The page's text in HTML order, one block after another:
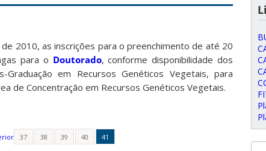
2010, as inscrições para o preenchimento de até 20
para o Doutorado, conforme disponibilidade dos
em Recursos Genéticos Vegetais, para
de Concentração em Recursos Genéticos Vegetais.
37 38 39 40 41